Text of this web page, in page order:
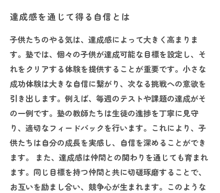
達成感を通じて得る自信とは
子供たちのやる気は、達成感によって大きく高まりま
す。塾では、個々の子供が達成可能な目標を設定し、そ
れをクリアする体験を提供することが重要です。小さな
成功体験は大きな自信に繋がり、次なる挑戦への意欲を
引き出します。例えば、毎週のテストや課題の達成がそ
の一例です。塾の教師たちは生徒の進捗を丁寧に見守
り、適切なフィードバックを行います。これにより、子
供たちは自分の成長を実感し、自信を深めることができ
ます。 また、達成感は仲間との関わりを通じても育まれ
ます。同じ目標を持つ仲間と共に切磋琢磨することで、
お互いを励まし合い、競争心が生まれます。このような